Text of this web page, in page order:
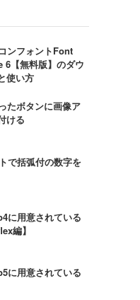
ンフォントFont
6【無料版】のダウ
使い方
たボタンに画像ア
ける
で括弧付の数字を
に用意されている
編】
に用意されている